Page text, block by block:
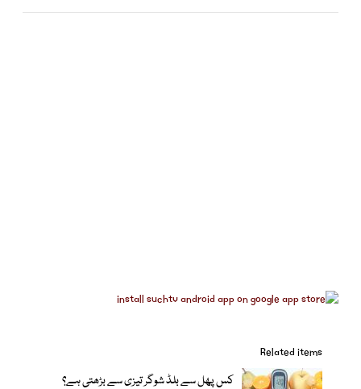
Related items
کس پھل سے بلڈ شوگر تیزی سے بڑھتی ہے؟